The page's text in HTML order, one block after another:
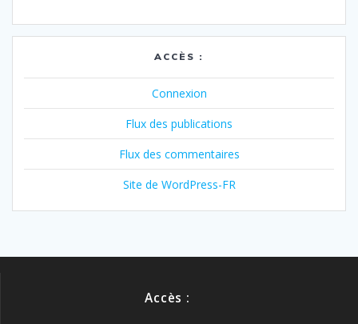
ACCÈS :
Connexion
Flux des publications
Flux des commentaires
Site de WordPress-FR
Accès :